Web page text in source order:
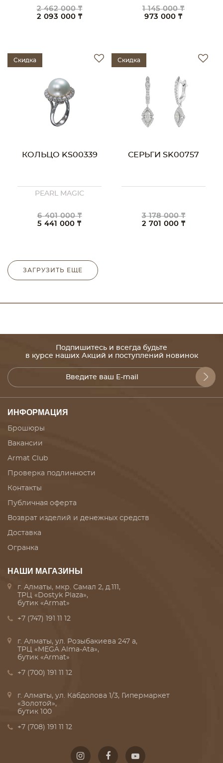
2 462 000 ₸
2 093 000 ₸
1 145 000 ₸
973 000 ₸
Скидка
КОЛЬЦО KS00339
PEARL MAGIC
6 401 000 ₸
5 441 000 ₸
Скидка
СЕРЬГИ SK00757
3 178 000 ₸
2 701 000 ₸
ЗАГРУЗИТЬ ЕЩЕ
Подпишитесь и всегда будьте
в курсе наших Акций и поступлений новинок
ИНФОРМАЦИЯ
Брошюры
Вакансии
Armat Club
Проверка подлинности
Контакты
Публичная оферта
Возврат изделий и денежных средств
Доставка
Огранка
НАШИ МАГАЗИНЫ
г. Алматы, мкр. Самал 2, д.111,
ТРЦ «Dostyk Plaza»,
бутик «Armat»
+7 (747) 191 11 12
г. Алматы, ул. Розыбакиева 247 а,
ТРЦ «MEGA Alma-Ata»,
бутик «Armat»
+7 (700) 191 11 12
г. Алматы, ул. Кабдолова 1/3, Гипермаркет
«Золотой»,
бутик 100
+7 (708) 191 11 12